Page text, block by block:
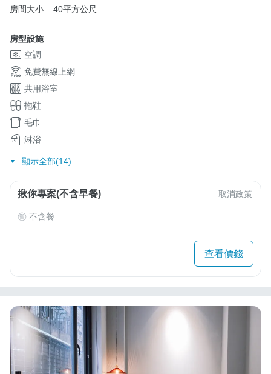
房間大小 : 40平方公尺
房型設施
空調
免費無線上網
共用浴室
拖鞋
毛巾
淋浴
顯示全部(14)
揪你專案(不含早餐) 取消政策
不含餐
查看價錢